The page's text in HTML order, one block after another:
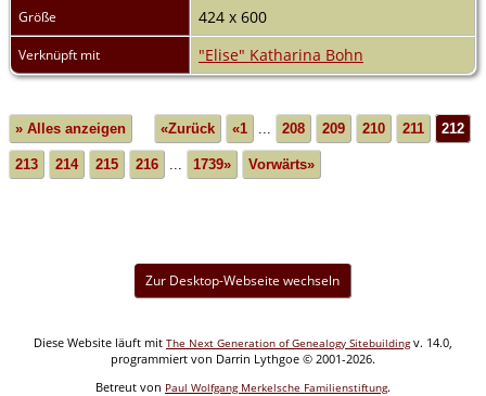
Größe 424 x 600
Verknüpft mit "Elise" Katharina Bohn
» Alles anzeigen «Zurück «1 ... 208 209 210 211 212
213 214 215 216 ... 1739» Vorwärts»
Zur Desktop-Webseite wechseln
Diese Website läuft mit The Next Generation of Genealogy Sitebuildingv. 14.0,
programmiert von Darrin Lythgoe © 2001-2026.
Betreut von Paul Wolfgang Merkelsche Familienstiftung.